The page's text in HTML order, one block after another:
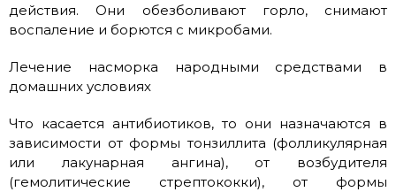
действия. Они обезболивают горло, снимают
воспаление и борются с микробами.
Лечение насморка народными средствами в
домашних условиях
Что касается антибиотиков, то они назначаются в
зависимости от формы тонзиллита (фолликулярная
или лакунарная ангина), от возбудителя
(гемолитические стрептококки), от формы